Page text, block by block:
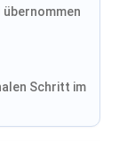
übernommen
Schritt im